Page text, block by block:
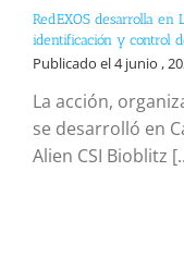
RedEXOS desarrolla en
identificación y control
Publicado el 4 junio ,
La acción,
se desarrolló en
Alien CSI Bioblitz